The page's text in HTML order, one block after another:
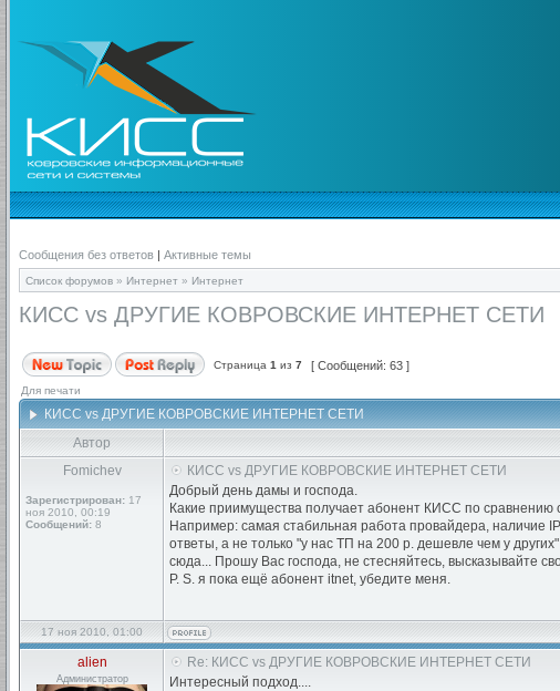
Сообщения без ответов | Активные темы
Список форумов » Интернет » Интернет
КИСС vs ДРУГИЕ КОВРОВСКИЕ ИНТЕРНЕТ СЕТИ
Страница 1 из 7 [ Сообщений: 63 ]
Для печати
КИСС vs ДРУГИЕ КОВРОВСКИЕ ИНТЕРНЕТ СЕТИ
Автор
Fomichev
Зарегистрирован: 17
ноя 2010, 00:19
Сообщений: 8
КИСС vs ДРУГИЕ КОВРОВСКИЕ ИНТЕРНЕТ СЕТИ
Добрый день дамы и господа.
Какие приимущества получает абонент КИСС по сравнению
Например: самая стабильная работа провайдера, наличие
ответы, а не только "у нас ТП на 200 р. дешевле чем у
сюда... Прошу Вас господа, не стесняйтесь, высказывайте
P. S. я пока ещё абонент itnet, убедите меня.
17 ноя 2010, 01:00
alien
Администратор
Re: КИСС vs ДРУГИЕ КОВРОВСКИЕ ИНТЕРНЕТ СЕТИ
Интересный подход....